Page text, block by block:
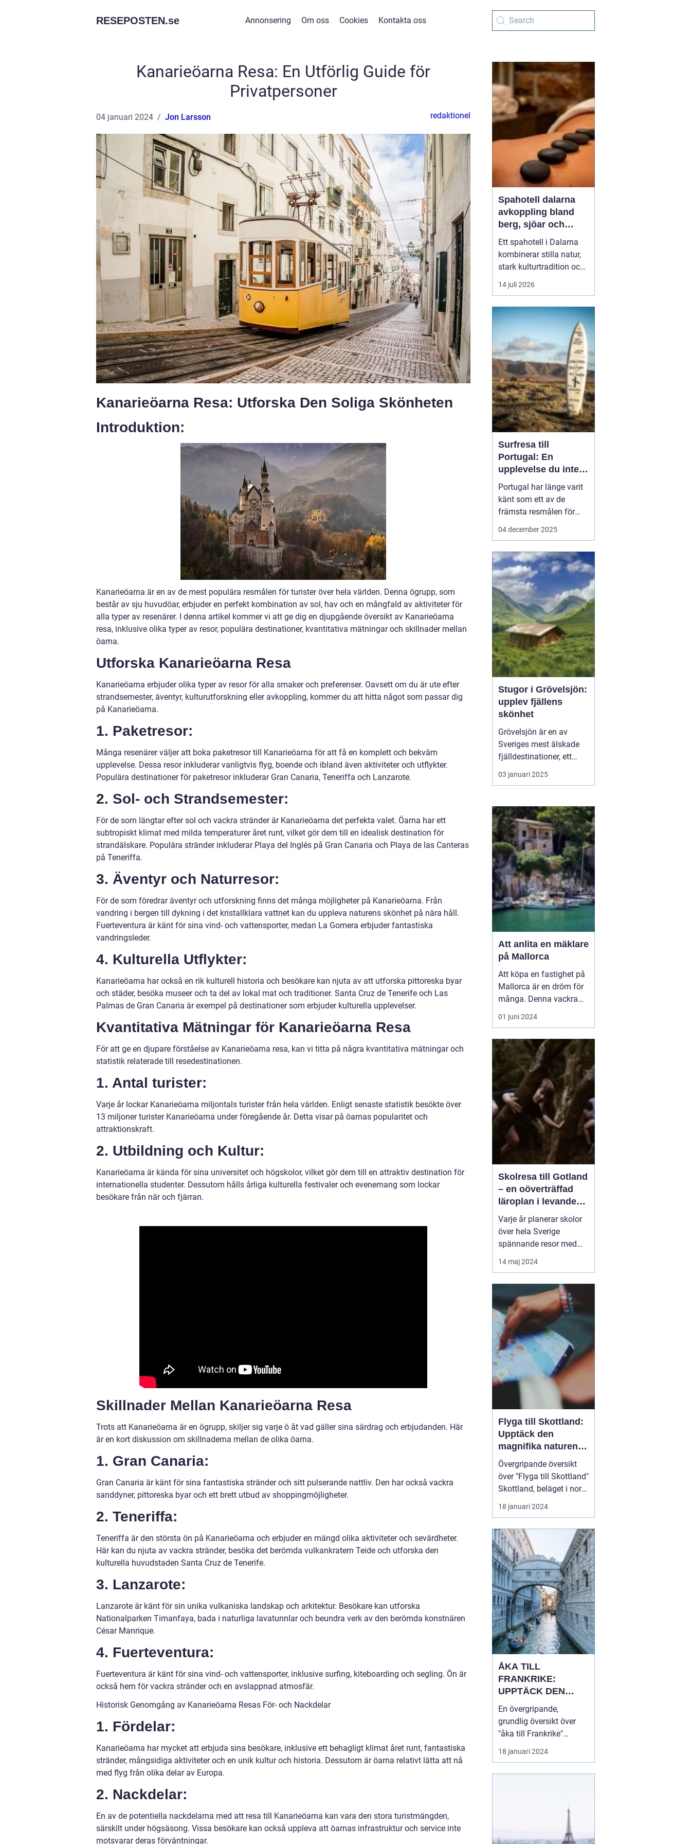
RESEPOSTEN.se Annonsering Om oss Cookies Kontakta oss
Kanarieöarna Resa: En Utförlig Guide för
Privatpersoner
04 januari 2024 Jon Larsson redaktionel
Kanarieöarna Resa: Utforska Den Soliga Skönheten
Introduktion:
Kanarieöarna är en av de mest populära resmålen för turister över hela världen. Denna ögrupp, som
består av sju huvudöar, erbjuder en perfekt kombination av sol, hav och en mångfald av aktiviteter för
alla typer av resenärer. I denna artikel kommer vi att ge dig en djupgående översikt av Kanarieöarna
resa, inklusive olika typer av resor, populära destinationer, kvantitativa mätningar och skillnader mellan
öarna.
Utforska Kanarieöarna Resa
Kanarieöarna erbjuder olika typer av resor för alla smaker och preferenser. Oavsett om du är ute efter
strandsemester, äventyr, kulturutforskning eller avkoppling, kommer du att hitta något som passar dig
på Kanarieöarna.
1. Paketresor:
Många resenärer väljer att boka paketresor till Kanarieöarna för att få en komplett och bekväm
upplevelse. Dessa resor inkluderar vanligtvis flyg, boende och ibland även aktiviteter och utflykter.
Populära destinationer för paketresor inkluderar Gran Canaria, Teneriffa och Lanzarote.
2. Sol- och Strandsemester:
För de som längtar efter sol och vackra stränder är Kanarieöarna det perfekta valet. Öarna har ett
subtropiskt klimat med milda temperaturer året runt, vilket gör dem till en idealisk destination för
strandälskare. Populära stränder inkluderar Playa del Inglés på Gran Canaria och Playa de las Canteras
på Teneriffa.
3. Äventyr och Naturresor:
För de som föredrar äventyr och utforskning finns det många möjligheter på Kanarieöarna. Från
vandring i bergen till dykning i det kristallklara vattnet kan du uppleva naturens skönhet på nära håll.
Fuerteventura är känt för sina vind- och vattensporter, medan La Gomera erbjuder fantastiska
vandringsleder.
4. Kulturella Utflykter:
Kanarieöarna har också en rik kulturell historia och besökare kan njuta av att utforska pittoreska byar
och städer, besöka museer och ta del av lokal mat och traditioner. Santa Cruz de Tenerife och Las
Palmas de Gran Canaria är exempel på destinationer som erbjuder kulturella upplevelser.
Kvantitativa Mätningar för Kanarieöarna Resa
För att ge en djupare förståelse av Kanarieöarna resa, kan vi titta på några kvantitativa mätningar och
statistik relaterade till resedestinationen.
1. Antal turister:
Varje år lockar Kanarieöarna miljontals turister från hela världen. Enligt senaste statistik besökte över
13 miljoner turister Kanarieöarna under föregående år. Detta visar på öarnas popularitet och
attraktionskraft.
2. Utbildning och Kultur:
Kanarieöarna är kända för sina universitet och högskolor, vilket gör dem till en attraktiv destination för
internationella studenter. Dessutom hålls årliga kulturella festivaler och evenemang som lockar
besökare från när och fjärran.
Skillnader Mellan Kanarieöarna Resa
Trots att Kanarieöarna är en ögrupp, skiljer sig varje ö åt vad gäller sina särdrag och erbjudanden. Här
är en kort diskussion om skillnaderna mellan de olika öarna.
1. Gran Canaria:
Gran Canaria är känt för sina fantastiska stränder och sitt pulserande nattliv. Den har också vackra
sanddyner, pittoreska byar och ett brett utbud av shoppingmöjligheter.
2. Teneriffa:
Teneriffa är den största ön på Kanarieöarna och erbjuder en mängd olika aktiviteter och sevärdheter.
Här kan du njuta av vackra stränder, besöka det berömda vulkankratern Teide och utforska den
kulturella huvudstaden Santa Cruz de Tenerife.
3. Lanzarote:
Lanzarote är känt för sin unika vulkaniska landskap och arkitektur. Besökare kan utforska
Nationalparken Timanfaya, bada i naturliga lavatunnlar och beundra verk av den berömda konstnären
César Manrique.
4. Fuerteventura:
Fuerteventura är känt för sina vind- och vattensporter, inklusive surfing, kiteboarding och segling. Ön är
också hem för vackra stränder och en avslappnad atmosfär.
Historisk Genomgång av Kanarieöarna Resas För- och Nackdelar
1. Fördelar:
Kanarieöarna har mycket att erbjuda sina besökare, inklusive ett behagligt klimat året runt, fantastiska
stränder, mångsidiga aktiviteter och en unik kultur och historia. Dessutom är öarna relativt lätta att nå
med flyg från olika delar av Europa.
2. Nackdelar:
En av de potentiella nackdelarna med att resa till Kanarieöarna kan vara den stora turistmängden,
särskilt under högsäsong. Vissa besökare kan också uppleva att öarnas infrastruktur och service inte
motsvarar deras förväntningar.
Spahotell dalarna
avkoppling bland
berg, sjöar och
historia
Ett spahotell i Dalarna
kombinerar stilla natur,
stark kulturtradition och
omtänksam service.
Många som reser hit
varmt bad. De vill andas
ut, sova gott, äta
vällagad mat och
samtidigt känna en
tydlig känsla av plats
doften av ...
14 juli 2026
Surfresa till
Portugal: En
upplevelse du inte
vill missa
Portugal har länge varit
känt som ett av de
främsta resmålen för
surfentusiaster. Landets
klimat och en
avslappnad atmosfär,
vilket gör det till en
idealisk ...
04 december 2025
Stugor i Grövelsjön:
upplev fjällens
skönhet
Grövelsjön är en av
Sveriges mest älskade
fjälldestinationer, ett
område som lockar
besökare året runt tack
skönhet och sitt breda
utbud av
friluftsaktiviteter. Med
sin rogivande och s...
03 januari 2025
Att anlita en mäklare
på Mallorca
Att köpa en fastighet på
Mallorca är en dröm för
många. Denna vackra
medelhavsö erbjuder ett
fantastiskt klimat,
och en rik kultur. För att
navigera den lokala
fastighetsmarknaden p...
01 juni 2024
Skolresa till Gotland
– en oöverträffad
läroplan i levande
historia
Varje år planerar skolor
över hela Sverige
spännande resor med
pedagogiska inslag, där
målet är att berika
utanför klassrummets
fyra väggar. Gotland står
ut som en av de mest
attr...
14 maj 2024
Flyga till Skottland:
Upptäck den
magnifika naturen
och rika historien
Övergripande översikt
över "Flyga till Skottland"
Skottland, beläget i norra
delen av Storbritannien,
har länge fascinerat
spektakulära natur,
historiska sevärdheter
och unika kultur. Att
flyga till Skottland är ett
populärt val fö...
18 januari 2024
ÅKA TILL
FRANKRIKE:
UPPTÄCK DEN
MÅNGFALDIGA
SKÖNHETEN
En övergripande,
grundlig översikt över
"åka till Frankrike"
Franska republiken, känt
som Frankrike, lockar
turistdestinationerna i
världen har Frankrike en
18 januari 2024